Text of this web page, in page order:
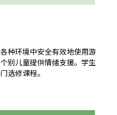
种环境中安全有效地使用游
别儿童提供情绪支援。学生
选修课程。